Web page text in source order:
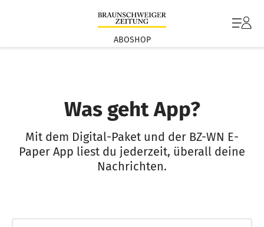
ABOSHOP
Was geht App?
Mit dem Digital-Paket und der BZ-WN E-
Paper App liest du jederzeit, überall deine
Nachrichten.